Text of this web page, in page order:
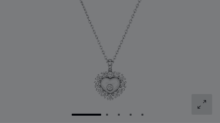
转到幻灯片 1转到幻灯片 2
转到幻灯片 3
转到幻灯片 4
转到幻灯片 5